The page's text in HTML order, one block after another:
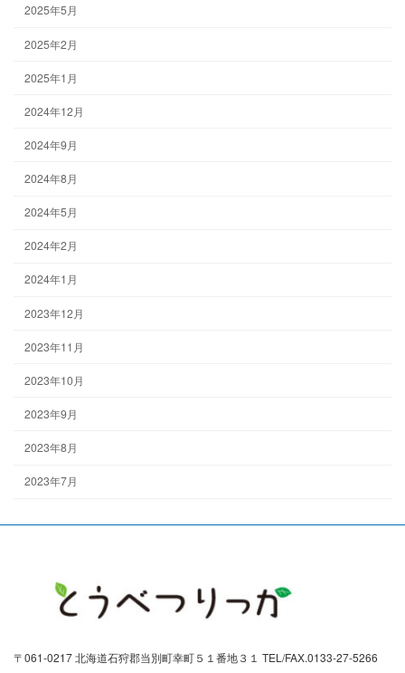
2025年5月
2025年2月
2025年1月
2024年12月
2024年9月
2024年8月
2024年5月
2024年2月
2024年1月
2023年12月
2023年11月
2023年10月
2023年9月
2023年8月
2023年7月
〒061-0217 北海道石狩郡当別町幸町５１番地３１ TEL/FAX.0133-27-5266